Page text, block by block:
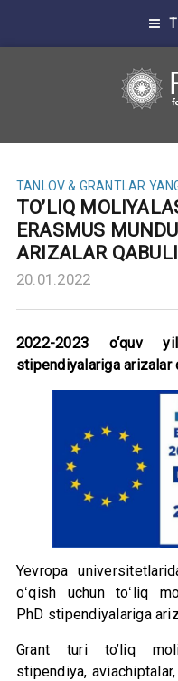
TANLOV & GRANTLAR
TO’LIQ
ERASMUS
ARIZALAR
20.01.2022
2022-2023 o‘quv
stipendiyalariga arizalar
Yevropa
oʻqish uchun toʻliq
PhD stipendiyalariga
Grant turi to’liq
stipendiya,